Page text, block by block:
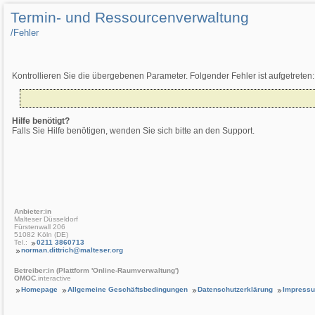
Termin- und Ressourcenverwaltung
/­Fehler
Kontrollieren Sie die übergebenen Parameter. Folgender Fehler ist aufgetreten:
Hilfe benötigt?
Falls Sie Hilfe benötigen, wenden Sie sich bitte an den Support.
Anbieter:in
Malteser Düsseldorf
Fürstenwall 206
51082 Köln (DE)
Tel.:
0211 3860713
norman.dittrich@malteser.org
Betreiber:in (Plattform 'Online-Raumverwaltung')
OMOC .interactive
Homepage
Allgemeine Geschäftsbedingungen Datenschutzerklärung